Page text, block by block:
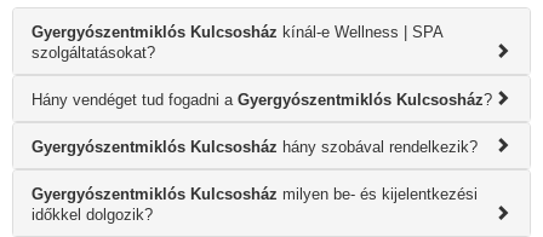
Gyergyószentmiklós Kulcsosház kínál-e Wellness | SPA
szolgáltatásokat?
Hány vendéget tud fogadni a Gyergyószentmiklós Kulcsosház?
Gyergyószentmiklós Kulcsosház hány szobával rendelkezik?
Gyergyószentmiklós Kulcsosház milyen be- és kijelentkezési
időkkel dolgozik?